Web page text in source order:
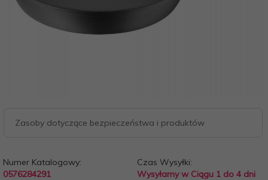
Zasoby dotyczące bezpieczeństwa i produktów
Numer Katalogowy:
0576284291
Czas Wysyłki:
Wysyłamy w Ciągu 1 do 4 dni